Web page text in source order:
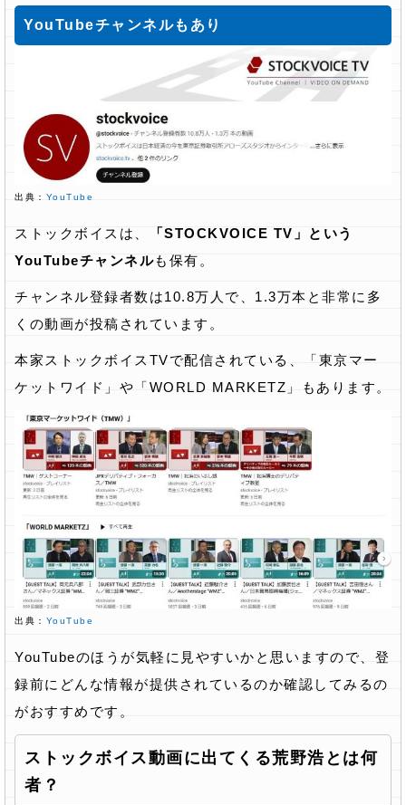
YouTubeチャンネルもあり
出典： YouTube
ストックボイスは、
「STOCKVOICE TV」という
YouTubeチャンネルも保有。
チャンネル登録者数は10.8万人で、1.3万本と非常に多
くの動画が投稿されています。
本家ストックボイスTVで配信されている、「東京マー
ケットワイド」や「WORLD MARKETZ」もあります。
出典： YouTube
YouTubeのほうが気軽に見やすいかと思いますので、登
録前にどんな情報が提供されているのか確認してみるの
がおすすめです。
ストックボイス動画に出てくる荒野浩とは何
者？